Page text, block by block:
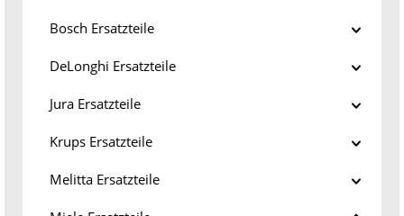
Bosch Ersatzteile
DeLonghi Ersatzteile
Jura Ersatzteile
Krups Ersatzteile
Melitta Ersatzteile